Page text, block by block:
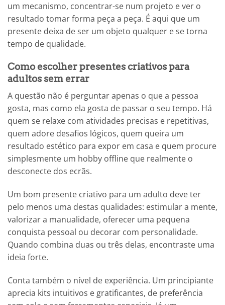
um mecanismo, concentrar-se num projeto e ver o
resultado tomar forma peça a peça. É aqui que um
presente deixa de ser um objeto qualquer e se torna
tempo de qualidade.
Como escolher presentes criativos para
adultos sem errar
A questão não é perguntar apenas o que a pessoa
gosta, mas como ela gosta de passar o seu tempo. Há
quem se relaxe com atividades precisas e repetitivas,
quem adore desafios lógicos, quem queira um
resultado estético para expor em casa e quem procure
simplesmente um hobby offline que realmente o
desconecte dos ecrãs.
Um bom presente criativo para um adulto deve ter
pelo menos uma destas qualidades: estimular a mente,
valorizar a manualidade, oferecer uma pequena
conquista pessoal ou decorar com personalidade.
Quando combina duas ou três delas, encontraste uma
ideia forte.
Conta também o nível de experiência. Um principiante
aprecia kits intuitivos e gratificantes, de preferência